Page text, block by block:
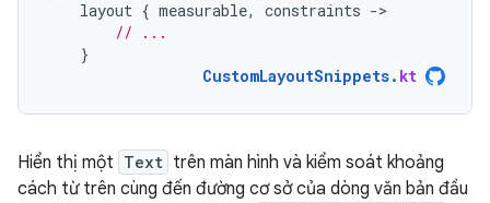
layout { measurable, constraints -
// ...
}
CustomLayoutSnippets. kt
Hiển thị một Text trên màn hình và kiểm soát khoảng
cách từ trên cùng đến đường cơ sở của dòng văn bản đầu